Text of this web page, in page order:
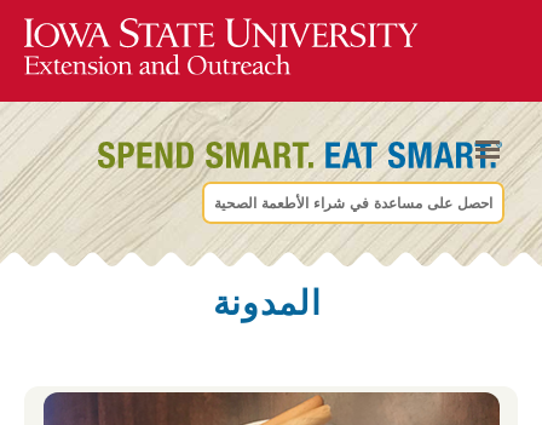
احصل على مساعدة في شراء الأطعمة الصحية
المدونة